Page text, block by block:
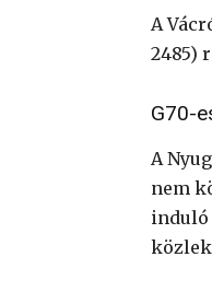
A
2485)
G70-
A
nem
induló